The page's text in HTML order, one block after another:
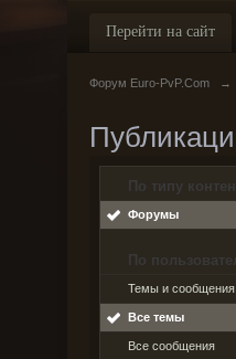
Перейти на сайт
Форум Euro-PvP.Com →
По типу
Форумы
По
Темы и сообщения
Все темы
Все сообщения